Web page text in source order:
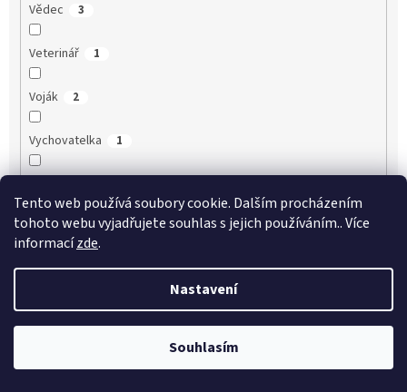
Tento web používá soubory cookie. Dalším procházením
tohoto webu vyjadřujete souhlas s jejich používáním.. Více
informacízde.
Nastavení
Souhlasím
Vědec 3
Veterinář 1
Voják 2
Vychovatelka 1
Zdravotní sestra 1
Zdravotník 2
Zedník 17